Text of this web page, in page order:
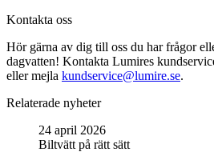
Kontakta oss
Hör gärna av dig till oss du har frågor
dagvatten! Kontakta Lumires
eller mejla kundservice@lumire.se.
Relaterade nyheter
Biltvätt på rätt sätt
24 april 2026